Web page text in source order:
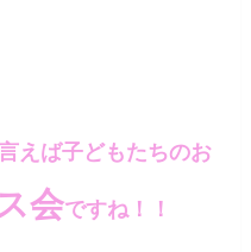
えば子どもたちのお
会ですね！！